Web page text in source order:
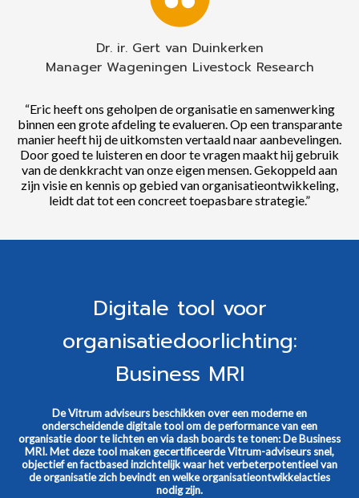
Dr. ir. Gert van Duinkerken
Manager Wageningen Livestock Research
“Eric heeft ons geholpen de organisatie en samenwerking
binnen een grote afdeling te evalueren. Op een transparante
manier heeft hij de uitkomsten vertaald naar aanbevelingen.
Door goed te luisteren en door te vragen maakt hij gebruik
van de denkkracht van onze eigen mensen. Gekoppeld aan
zijn visie en kennis op gebied van organisatieontwikkeling,
leidt dat tot een concreet toepasbare strategie.”
Digitale tool voor
organisatiedoorlichting:
Business MRI
De Vitrum adviseurs beschikken over een moderne en
onderscheidende digitale tool om de performance van een
organisatie door te lichten en via dash boards te tonen: De Business
MRI. Met deze tool maken gecertificeerde Vitrum-adviseurs snel,
objectief en factbased inzichtelijk waar het verbeterpotentieel van
de organisatie zich bevindt en welke organisatieontwikkelacties
nodig zijn.